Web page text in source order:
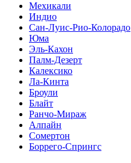
Мехикали
Индио
Сан-Луис-Рио-Колорадо
Юма
Эль-Кахон
Палм-Дезерт
Калексико
Ла-Кинта
Броули
Блайт
Ранчо-Мираж
Алпайн
Сомертон
Боррего-Спрингс